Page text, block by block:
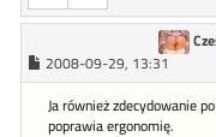
2008-09-29, 13:31
Ja również zdecydowanie
poprawia ergonomię.